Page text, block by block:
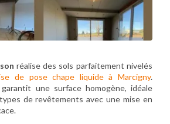
réalise des sols parfaitement nivelés
de pose chape liquide à Marcigny.
une surface homogène, idéale
de revêtements avec une mise en